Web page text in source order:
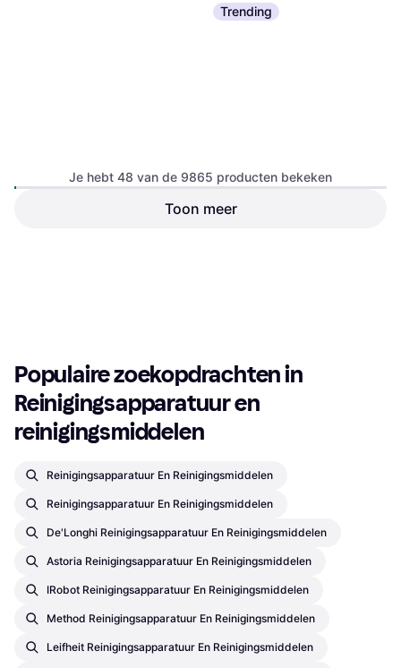
Trending
Je hebt 48 van de 9865 producten bekeken
Toon meer
Populaire zoekopdrachten in
Reinigingsapparatuur en
reinigingsmiddelen
Reinigingsapparatuur En Reinigingsmiddelen
Reinigingsapparatuur En Reinigingsmiddelen
De'Longhi Reinigingsapparatuur En Reinigingsmiddelen
Astoria Reinigingsapparatuur En Reinigingsmiddelen
IRobot Reinigingsapparatuur En Reinigingsmiddelen
Method Reinigingsapparatuur En Reinigingsmiddelen
Leifheit Reinigingsapparatuur En Reinigingsmiddelen